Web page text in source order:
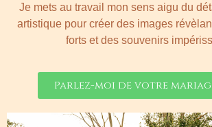
Je mets au travail mon sens aigu du
artistique pour créer des images
forts et des souvenirs
Parlez-moi de votre